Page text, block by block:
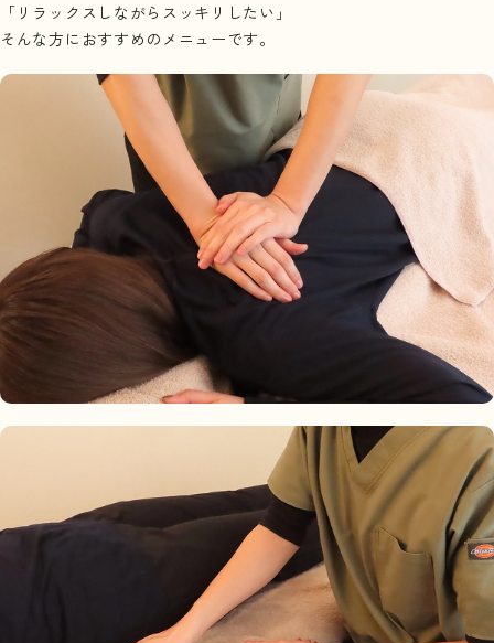
「リラックスしながらスッキリしたい」
そんな方におすすめのメニューです。